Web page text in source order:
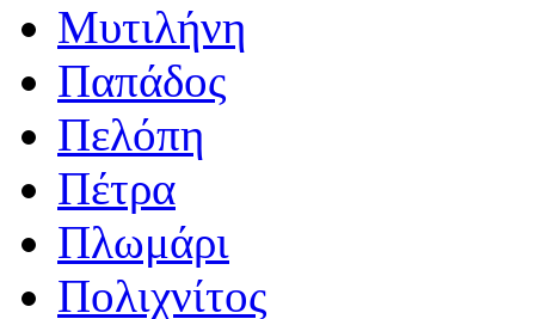
Μυτιλήνη
Παπάδος
Πελόπη
Πέτρα
Πλωμάρι
Πολιχνίτος